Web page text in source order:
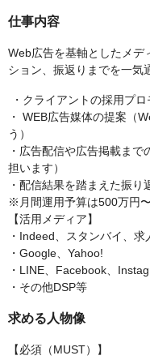
仕事内容
Web広告を基軸としたメデ
ション、振返りまでを一気
・クライアントの採用プ
・ WEB広告媒体の提案（
う）
・広告配信や広告掲載ま
担います）
・配信結果を踏まえた振
※月間運用予算は500万円
【活用メディア】
・Indeed、スタンバイ、
・Google、Yahoo!
・LINE、Facebook、
・その他DSP等
求める人物像
【必須（MUST）】